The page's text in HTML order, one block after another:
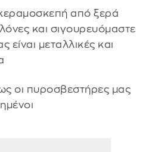
από ξερά
και σιγουρευόμαστε
είναι μεταλλικές και
οι πυροσβεστήρες μας